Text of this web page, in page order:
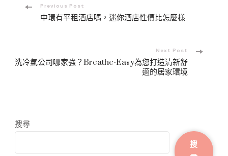
PostPrevious Post
中環有平租酒店嗎，迷你酒店性價比怎麼樣
Next Post
洗冷氣公司哪家強？Breathe-Easy為您打造清新舒
適的居家環境
搜尋
搜